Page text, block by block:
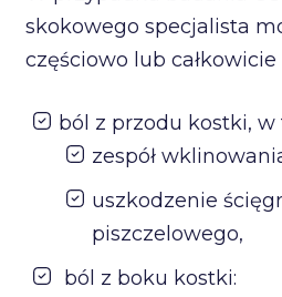
skokowego specjalista
częściowo lub całkowicie
ból z przodu kostki, w
zespół
uszkodzenie
piszczelowego,
ból z boku kostki: